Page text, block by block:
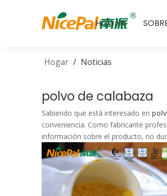
HOGAR
Hogar / Noticias
polvo de calabaza
Sabiendo que está interesado en
conveniencia. Como fabricante
información sobre el producto, no